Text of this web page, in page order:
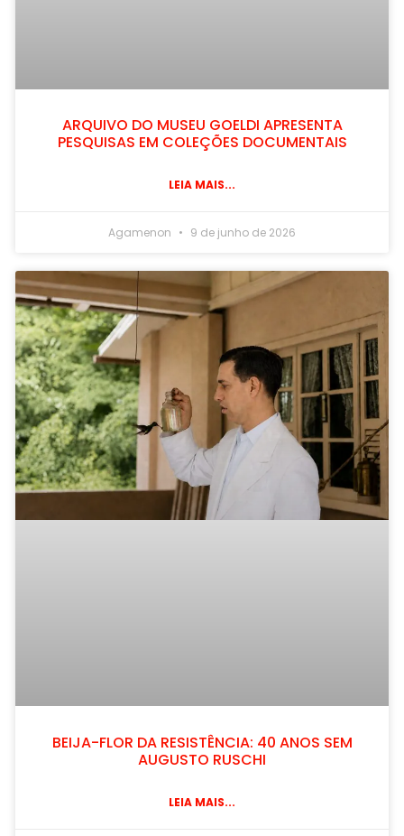
ARQUIVO DO MUSEU GOELDI APRESENTA
PESQUISAS EM COLEÇÕES DOCUMENTAIS
LEIA MAIS...
Agamenon 9 de junho de 2026
BEIJA-FLOR DA RESISTÊNCIA: 40 ANOS SEM
AUGUSTO RUSCHI
LEIA MAIS...